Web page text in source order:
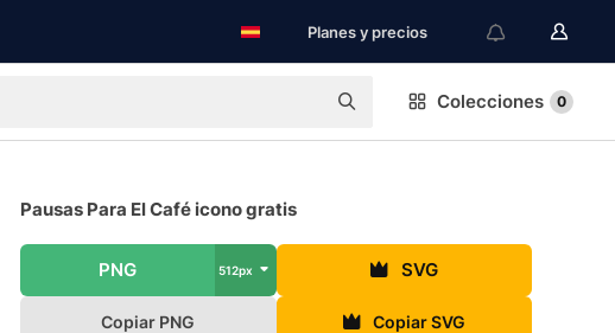
Planes y precios
Colecciones 0
Pausas Para El Café icono gratis
PNG 512px SVG
Copiar PNG Copiar SVG